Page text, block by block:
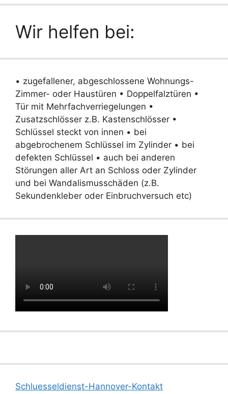
Wir helfen bei:
• zugefallener, abgeschlossene Wohnungs-
Zimmer- oder Haustüren • Doppelfalztüren •
Tür mit Mehrfachverriegelungen •
Zusatzschlösser z.B. Kastenschlösser •
Schlüssel steckt von innen • bei
abgebrochenem Schlüssel im Zylinder • bei
defekten Schlüssel • auch bei anderen
Störungen aller Art an Schloss oder Zylinder
und bei Wandalismusschäden (z.B.
Sekundenkleber oder Einbruchversuch etc)
Schluesseldienst-Hannover-Kontakt